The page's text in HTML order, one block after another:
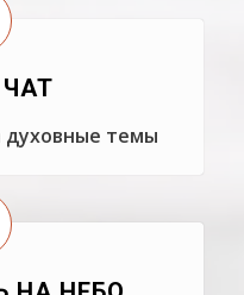
духовные темы